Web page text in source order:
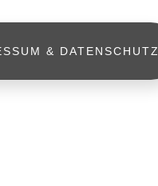
& DATENSCHUTZ